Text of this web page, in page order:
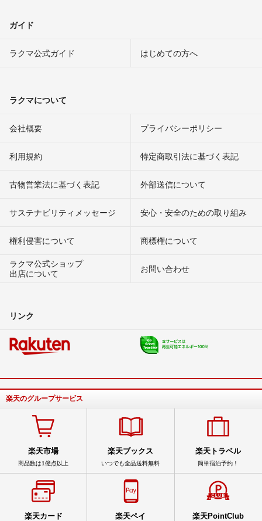
ガイド
ラクマ公式ガイド はじめての方へ
ラクマについて
会社概要 プライバシーポリシー
利用規約 特定商取引法に基づく表記
古物営業法に基づく表記 外部送信について
サステナビリティメッセージ 安心・安全のための取り組み
権利侵害について
商標権について
ラクマ公式ショップ
出店について
お問い合わせ
リンク
楽天のグループサービス
楽天市場
商品数は1億点以上
楽天ブックス
いつでも全品送料無料
楽天トラベル
簡単宿泊予約！
楽天カード 楽天ペイ 楽天PointClub